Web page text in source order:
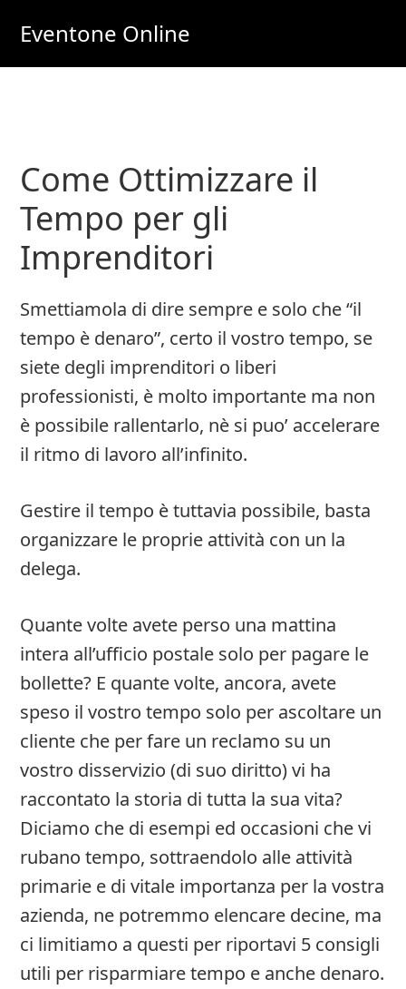
main
primary
Eventone Online
e
Soldi
Online
Come Ottimizzare il
Tempo per gli
Imprenditori
Smettiamola di dire sempre e solo che “il
tempo è denaro”, certo il vostro tempo, se
siete degli imprenditori o liberi
professionisti, è molto importante ma non
è possibile rallentarlo, nè si puo’ accelerare
il ritmo di lavoro all’infinito.
Gestire il tempo è tuttavia possibile, basta
organizzare le proprie attività con un la
delega.
Quante volte avete perso una mattina
intera all’ufficio postale solo per pagare le
bollette? E quante volte, ancora, avete
speso il vostro tempo solo per ascoltare un
cliente che per fare un reclamo su un
vostro disservizio (di suo diritto) vi ha
raccontato la storia di tutta la sua vita?
Diciamo che di esempi ed occasioni che vi
rubano tempo, sottraendolo alle attività
primarie e di vitale importanza per la vostra
azienda, ne potremmo elencare decine, ma
ci limitiamo a questi per riportavi 5 consigli
utili per risparmiare tempo e anche denaro.